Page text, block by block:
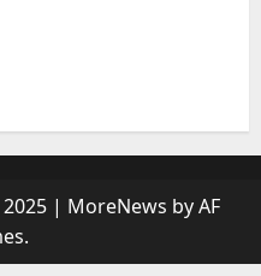
| MoreNews by AF